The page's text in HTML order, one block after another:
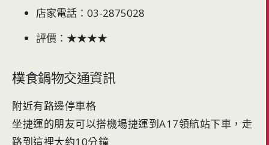
店家電話：03-2875028
評價：★★★★
樸食鍋物交通資訊
附近有路邊停車格
坐捷運的朋友可以搭機場捷運到A17領航站下車，走
路到這裡大約10分鐘